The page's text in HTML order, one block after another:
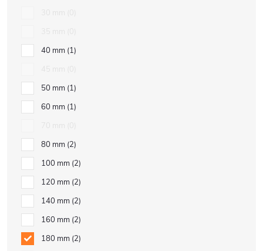
40 mm 1
50 mm 1
60 mm 1
80 mm 2
100 mm 2
120 mm 2
140 mm 2
160 mm 2
180 mm 2